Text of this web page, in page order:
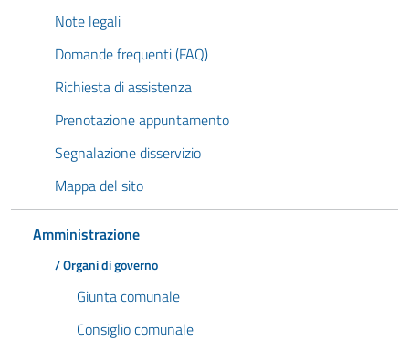
Note legali
Domande frequenti (FAQ)
Richiesta di assistenza
Prenotazione appuntamento
Segnalazione disservizio
Mappa del sito
Amministrazione
/ Organi di governo
Giunta comunale
Consiglio comunale